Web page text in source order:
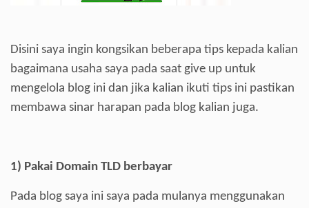
Disini saya ingin kongsikan beberapa tips kepada kalian
bagaimana usaha saya pada saat give up untuk
mengelola blog ini dan jika kalian ikuti tips ini pastikan
membawa sinar harapan pada blog kalian juga.
1) Pakai Domain TLD berbayar
Pada blog saya ini saya pada mulanya menggunakan